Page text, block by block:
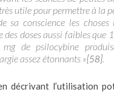
utile pour permettre à la
sa conscience les
des doses aussi faibles que
de psilocybine
assez étonnants »[58]
décrivant l’utilisation